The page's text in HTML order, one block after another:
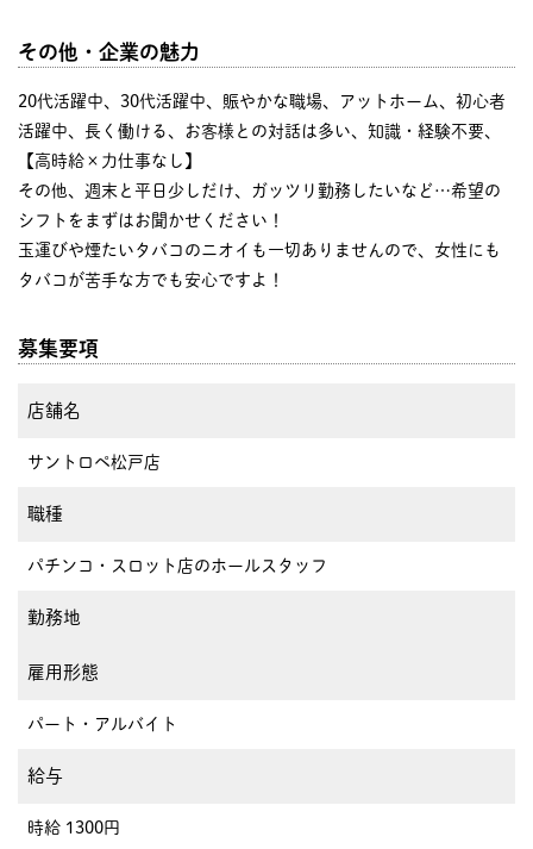
その他・企業の魅力
20代活躍中、30代活躍中、賑やかな職場、アットホーム、初心者
活躍中、長く働ける、お客様との対話は多い、知識・経験不要、
【高時給×力仕事なし】
その他、週末と平日少しだけ、ガッツリ勤務したいなど…希望の
シフトをまずはお聞かせください！
玉運びや煙たいタバコのニオイも一切ありませんので、女性にも
タバコが苦手な方でも安心ですよ！
募集要項
店舗名
サントロペ松戸店
職種
パチンコ・スロット店のホールスタッフ
勤務地
雇用形態
パート・アルバイト
給与
時給 1300円